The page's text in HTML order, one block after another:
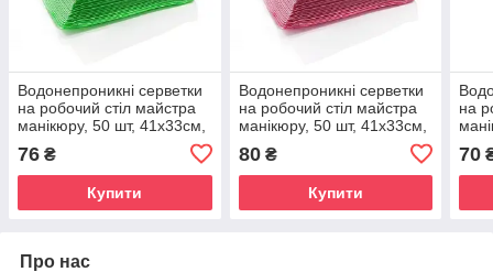
Водонепроникні серветки
на робочий стіл майстра
манікюру, 50 шт, 41х33см,
76 ₴
Купити
Водонепроникні серветки
на робочий стіл майстра
манікюру, 50 шт, 41х33см,
80₴
Купити
на
70
Про нас